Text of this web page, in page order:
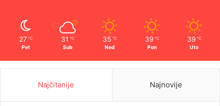
27 ℃
Pet
31 ℃
Sub
35 ℃
Ned
39 ℃
Pon
39 ℃
Uto
Najčitanije Najnovije